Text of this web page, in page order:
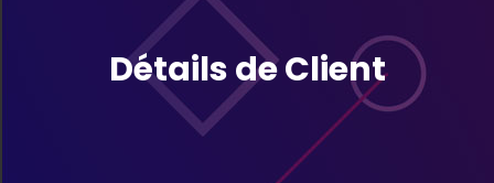
Détails de Client